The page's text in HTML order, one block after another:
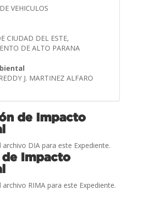
VEHICULOS
CIUDAD DEL ESTE,
DE ALTO PARANA
J. MARTINEZ ALFARO
de Impacto
DIA para este Expediente.
Impacto
RIMA para este Expediente.